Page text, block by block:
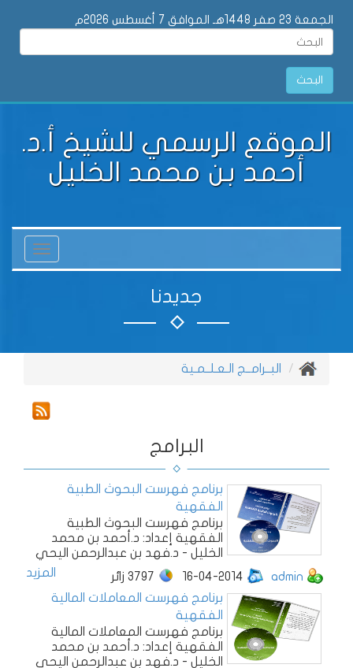
الجمعة 23 صفر 1448هـ الموافق 7 أغسطس 2026م
البحث
الموقع الرسمي للشيخ أ.د.
أحمد بن محمد الخليل
Toggle
جديدنا
البــرامــج الـعـلــمـية
البرامج
برنامج فهرست البحوث الطبية
الفقهية
برنامج فهرست البحوث الطبية
الفقهية إعداد: د.أحمد بن محمد
الخليل - د.فهد بن عبدالرحمن اليحي
المزيد
admin
16-04-2014
3797 زائر
برنامج فهرست المعاملات المالية
الفقهية
برنامج فهرست المعاملات المالية
الفقهية إعداد: د.أحمد بن محمد
الخليل - د.فهد بن عبدالرحمن اليحي